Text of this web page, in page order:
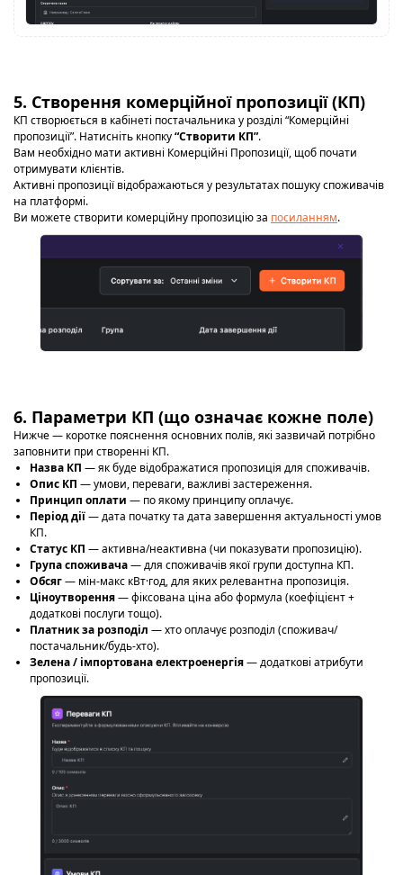
5. Створення комерційної пропозиції (КП)
КП створюється в кабінеті постачальника у розділі “Комерційні
пропозиції”. Натисніть кнопку“Створити КП”.
Вам необхідно мати активні Комерційні Пропозиції, щоб почати
отримувати клієнтів.
Активні пропозиції відображаються у результатах пошуку споживачів
на платформі.
Ви можете створити комерційну пропозицію за посиланням.
6. Параметри КП (що означає кожне поле)
Нижче — коротке пояснення основних полів, які зазвичай потрібно
заповнити при створенні КП.
Назва КП — як буде відображатися пропозиція для споживачів.
Опис КП — умови, переваги, важливі застереження.
Принцип оплати — по якому принципу оплачує.
Період дії— дата початку та дата завершення актуальності умов
КП.
Статус КП — активна/неактивна (чи показувати пропозицію).
Група споживача— для споживачів якої групи доступна КП.
Обсяг— мін-макс кВт·год, для яких релевантна пропозиція.
Ціноутворення— фіксована ціна або формула (коефіцієнт +
додаткові послуги тощо).
Платник за розподіл — хто оплачує розподіл (споживач/
постачальник/будь-хто).
Зелена / імпортована електроенергія— додаткові атрибути
пропозиції.